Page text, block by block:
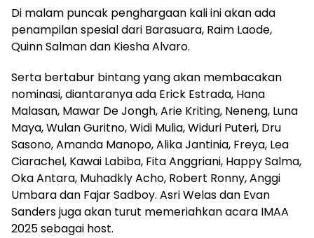
Di malam puncak penghargaan kali ini akan ada
penampilan spesial dari Barasuara, Raim Laode,
Quinn Salman dan Kiesha Alvaro.
Serta bertabur bintang yang akan membacakan
nominasi, diantaranya ada Erick Estrada, Hana
Malasan, Mawar De Jongh, Arie Kriting, Neneng, Luna
Maya, Wulan Guritno, Widi Mulia, Widuri Puteri, Dru
Sasono, Amanda Manopo, Alika Jantinia, Freya, Lea
Ciarachel, Kawai Labiba, Fita Anggriani, Happy Salma,
Oka Antara, Muhadkly Acho, Robert Ronny, Anggi
Umbara dan Fajar Sadboy. Asri Welas dan Evan
Sanders juga akan turut memeriahkan acara IMAA
2025 sebagai host.